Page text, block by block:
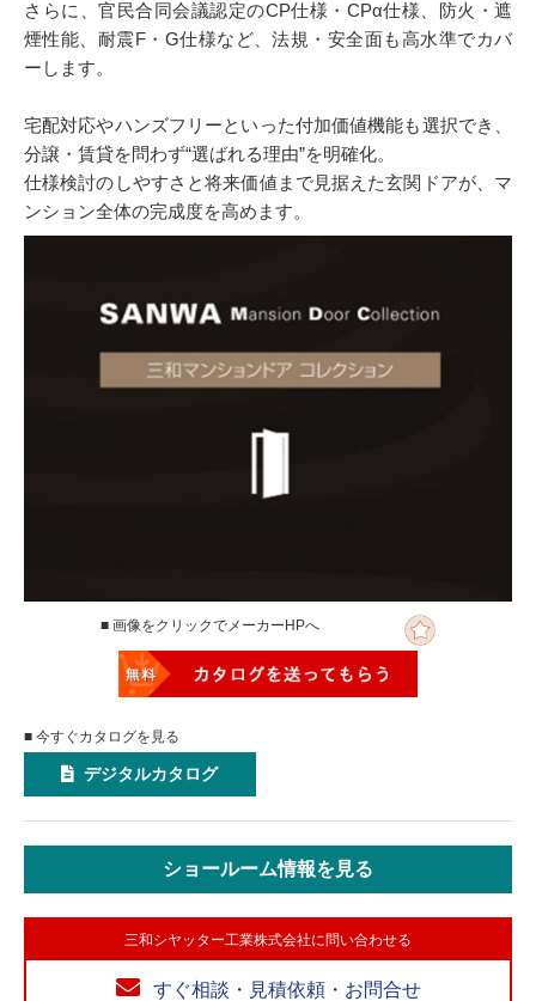
さらに、官民合同会議認定のCP仕様・CPα仕様、防火・遮
煙性能、耐震F・G仕様など、法規・安全面も高水準でカバ
ーします。
宅配対応やハンズフリーといった付加価値機能も選択でき、
分譲・賃貸を問わず“選ばれる理由”を明確化。
仕様検討のしやすさと将来価値まで見据えた玄関ドアが、マ
ンション全体の完成度を高めます。
■ 画像をクリックでメーカーHPへ
■ 今すぐカタログを見る
デジタルカタログ
ショールーム情報を見る
三和シヤッター工業株式会社に問い合わせる
すぐ相談・見積依頼・お問合せ